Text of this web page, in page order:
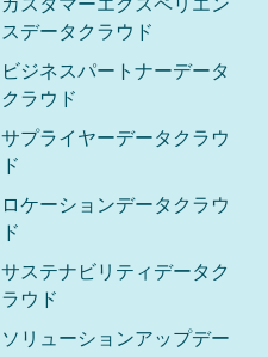
スデータクラウド
ビジネスパートナーデータ
クラウド
サプライヤーデータクラウ
ド
ロケーションデータクラウ
ド
サステナビリティデータク
ラウド
ソリューションアップデー